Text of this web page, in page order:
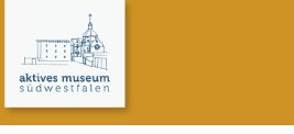
springen